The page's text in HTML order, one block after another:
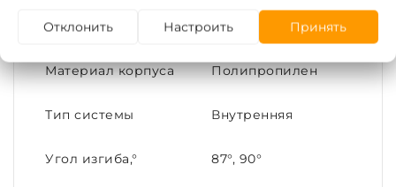
рабочей среды, С°
Материал корпуса Полипропилен
Тип системы Внутренняя
Угол изгиба,° 87°, 90°
Отклонить Настроить Принять